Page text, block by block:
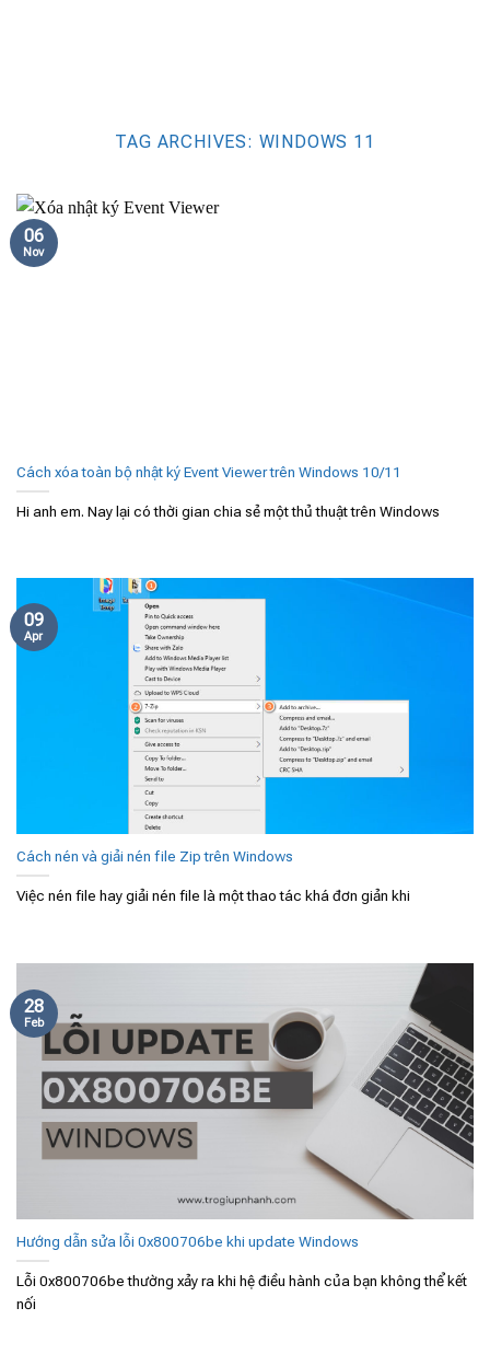
TAG ARCHIVES: WINDOWS 11
Cách xóa toàn bộ nhật ký Event Viewer trên Windows 10/11
Hi anh em. Nay lại có thời gian chia sẻ một thủ thuật trên Windows
06
Nov
Cách nén và giải nén file Zip trên Windows
Việc nén file hay giải nén file là một thao tác khá đơn giản khi
09
Apr
Hướng dẫn sửa lỗi 0x800706be khi update Windows
Lỗi 0x800706be thường xảy ra khi hệ điều hành của bạn không thể kết
nối
28
Feb